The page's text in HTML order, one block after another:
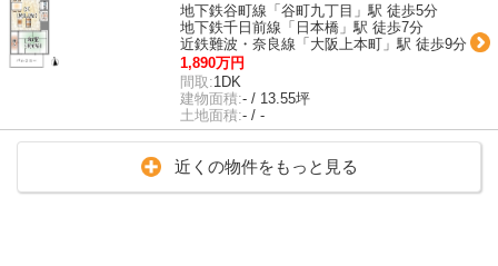
地下鉄谷町線「谷町九丁目」駅 徒歩5分
地下鉄千日前線「日本橋」駅 徒歩7分
近鉄難波・奈良線「大阪上本町」駅 徒歩9分
1,890万円
間取:1DK
建物面積:- / 13.55坪
土地面積:- / -
近くの物件をもっと見る